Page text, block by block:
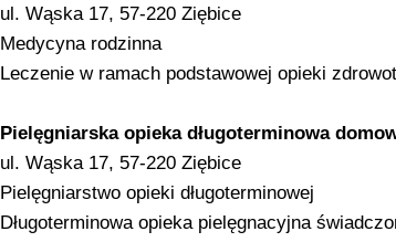
ul. Wąska 17, 57-220 Ziębice
Medycyna rodzinna
Leczenie w ramach podstawowej opieki
Pielęgniarska opieka długoterminowa
ul. Wąska 17, 57-220 Ziębice
Pielęgniarstwo opieki długoterminowej
Długoterminowa opieka pielęgnacyjna